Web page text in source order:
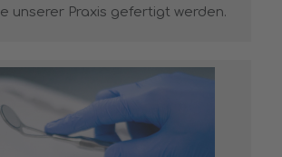
unserer Praxis gefertigt werden.